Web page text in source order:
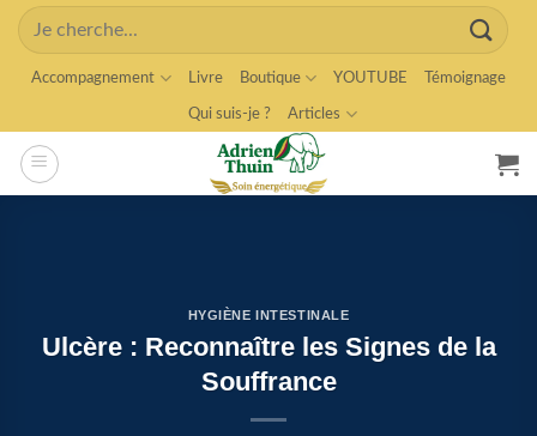
Skip
content
Search
for:
Accompagnement Livre Boutique YOUTUBE Témoignage
Qui suis-je ? Articles
HYGIÈNE INTESTINALE
Ulcère : Reconnaître les Signes de la
Souffrance